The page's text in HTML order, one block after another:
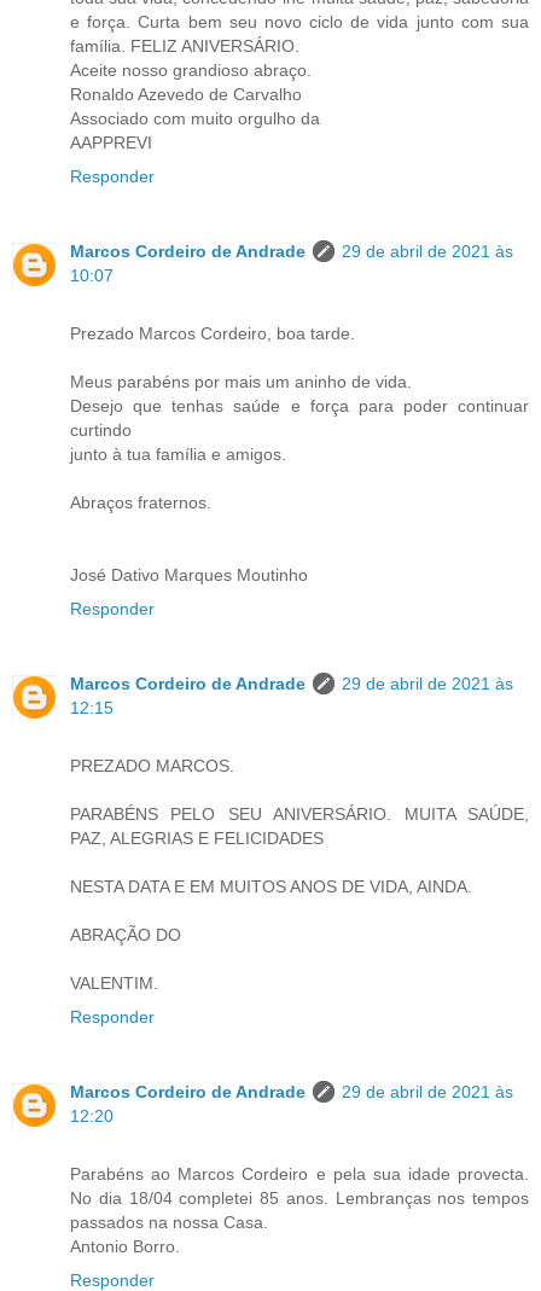
e força. Curta bem seu novo ciclo de vida junto com sua
família. FELIZ ANIVERSÁRIO.
Aceite nosso grandioso abraço.
Ronaldo Azevedo de Carvalho
Associado com muito orgulho da
AAPPREVI
Responder
Marcos Cordeiro de Andrade
29 de abril de 2021 às
10:07
Prezado Marcos Cordeiro, boa tarde.
Meus parabéns por mais um aninho de vida.
Desejo que tenhas saúde e força para poder continuar
curtindo
junto à tua família e amigos.
Abraços fraternos.
José Dativo Marques Moutinho
Responder
Marcos Cordeiro de Andrade
29 de abril de 2021 às
12:15
PREZADO MARCOS.
PARABÉNS PELO SEU ANIVERSÁRIO. MUITA SAÚDE,
PAZ, ALEGRIAS E FELICIDADES
NESTA DATA E EM MUITOS ANOS DE VIDA, AINDA.
ABRAÇÃO DO
VALENTIM.
Responder
Marcos Cordeiro de Andrade
29 de abril de 2021 às
12:20
Parabéns ao Marcos Cordeiro e pela sua idade provecta.
No dia 18/04 completei 85 anos. Lembranças nos tempos
passados na nossa Casa.
Antonio Borro.
Responder